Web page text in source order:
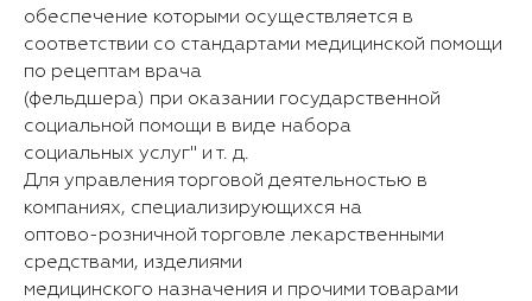
обеспечение которыми осуществляется в
соответствии со стандартами медицинской помощи
по рецептам врача
(фельдшера) при оказании государственной
социальной помощи в виде набора
социальных услуг" и т. д.
Для управления торговой деятельностью в
компаниях, специализирующихся на
оптово-розничной торговле лекарственными
средствами, изделиями
медицинского назначения и прочими товарами